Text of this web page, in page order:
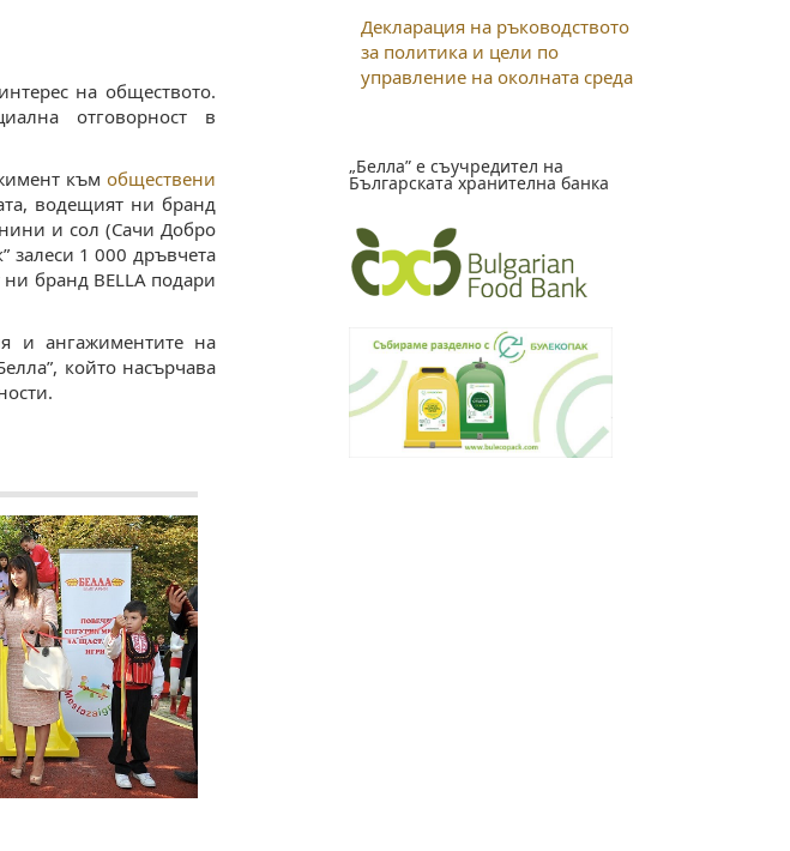
на обществото.
отговорност в
към обществени
водещият ни бранд
и сол (Сачи Добро
залеси 1 000 дръвчета
бранд BELLA подари
и ангажиментите на
който насърчава
Декларация на ръководството
за политика и цели по
управление на околната среда
„Белла” е съучредител на
Българската хранителна банка